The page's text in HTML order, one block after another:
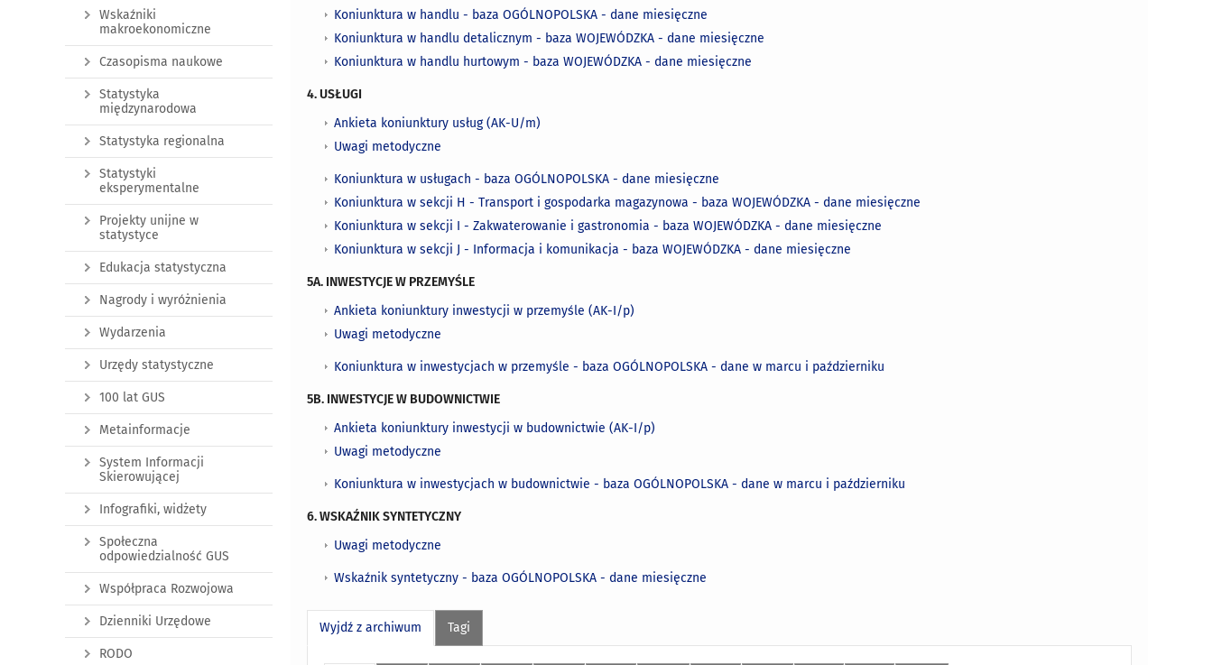
Koniunktura w handlu - baza OGÓLNOPOLSKA - dane miesięczne
Koniunktura w handlu detalicznym - baza WOJEWÓDZKA - dane miesięczne
Koniunktura w handlu hurtowym - baza WOJEWÓDZKA - dane miesięczne
4. USŁUGI
Ankieta koniunktury usług (AK-U/m)
Uwagi metodyczne
Koniunktura w usługach - baza OGÓLNOPOLSKA - dane miesięczne
Koniunktura w sekcji H - Transport i gospodarka magazynowa - baza WOJEWÓDZKA - dane miesięczne
Koniunktura w sekcji I - Zakwaterowanie i gastronomia - baza WOJEWÓDZKA - dane miesięczne
Koniunktura w sekcji J - Informacja i komunikacja - baza WOJEWÓDZKA - dane miesięczne
5A. INWESTYCJE W PRZEMYŚLE
Ankieta koniunktury inwestycji w przemyśle (AK-I/p)
Uwagi metodyczne
Koniunktura w inwestycjach w przemyśle - baza OGÓLNOPOLSKA - dane w marcu i październiku
5B. INWESTYCJE W BUDOWNICTWIE
Ankieta koniunktury inwestycji w budownictwie (AK-I/p)
Uwagi metodyczne
Koniunktura w inwestycjach w budownictwie - baza OGÓLNOPOLSKA - dane w marcu i październiku
6. WSKAŹNIK SYNTETYCZNY
Uwagi metodyczne
Wskaźnik syntetyczny - baza OGÓLNOPOLSKA - dane miesięczne
Wyjdź z archiwum Tagi
Wskaźniki
makroekonomiczne
Czasopisma naukowe
Statystyka
międzynarodowa
Statystyka regionalna
Statystyki
eksperymentalne
Projekty unijne w
statystyce
Edukacja statystyczna
Nagrody i wyróżnienia
Wydarzenia
Urzędy statystyczne
100 lat GUS
Metainformacje
System Informacji
Skierowującej
Infografiki, widżety
Społeczna
odpowiedzialność GUS
Współpraca Rozwojowa
Dzienniki Urzędowe
RODO